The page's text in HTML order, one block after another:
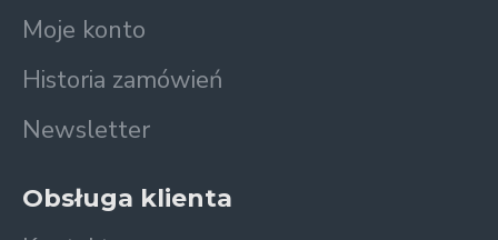
Moje konto
Historia zamówień
Newsletter
Obsługa klienta